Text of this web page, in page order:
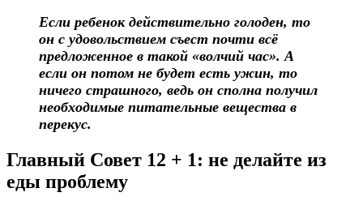
Если ребенок действительно голоден, то
он с удовольствием съест почти всё
предложенное в такой «волчий час». А
если он потом не будет есть ужин, то
ничего страшного, ведь он сполна получил
необходимые питательные вещества в
перекус.
Главный Совет 12 + 1: не делайте из
еды проблему